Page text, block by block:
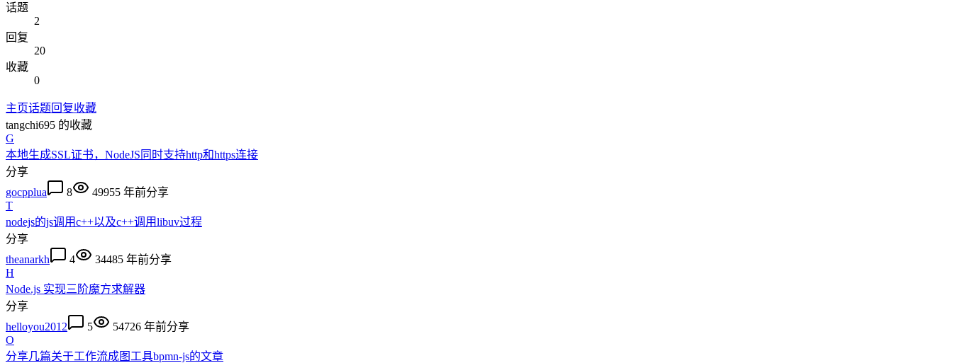
话题
2
回复
20
收藏
0
主页话题回复收藏
tangchi695 的收藏
G
本地生成SSL证书，NodeJS同时支持http和https连接
分享
gocpplua
8 49955 年前分享
T
nodejs的js调用c++以及c++调用libuv过程
分享
theanarkh
4 34485 年前分享
H
Node.js 实现三阶魔方求解器
分享
helloyou2012
5 54726 年前分享
O
分享几篇关于工作流成图工具bpmn-js的文章